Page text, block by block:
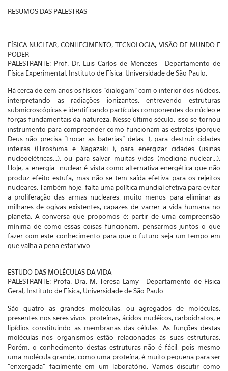
RESUMOS DAS PALESTRAS
FÍSICA NUCLEAR, CONHECIMENTO, TECNOLOGIA, VISÃO DE MUNDO E
PODER
PALESTRANTE: Prof. Dr. Luis Carlos de Menezes - Departamento de
Física Experimental, Instituto de Física, Universidade de São Paulo.
Há cerca de cem anos os físicos "dialogam" com o interior dos núcleos,
interpretando as radiações ionizantes, entrevendo estruturas
submicroscópicas e identificando partículas componentes do núcleo e
forças fundamentais da natureza. Nesse último século, isso se tornou
instrumento para compreender como funcionam as estrelas (porque
Deus não precisa "trocar as baterias" delas...), para destruir cidades
inteiras (Hiroshima e Nagazaki...), para energizar cidades (usinas
nucleoelétricas...), ou para salvar muitas vidas (medicina nuclear...).
Hoje, a energia nuclear é vista como alternativa energética que não
produz efeito estufa, mas não se tem saída efetiva para os rejeitos
nucleares. Também hoje, falta uma política mundial efetiva para evitar
a proliferação das armas nucleares, muito menos para eliminar as
milhares de ogivas existentes, capazes de varrer a vida humana no
planeta. A conversa que propomos é: partir de uma compreensão
mínima de como essas coisas funcionam, pensarmos juntos o que
fazer com este conhecimento para que o futuro seja um tempo em
que valha a pena estar vivo...
ESTUDO DAS MOLÉCULAS DA VIDA
PALESTRANTE: Profa. Dra. M. Teresa Lamy - Departamento de Física
Geral, Instituto de Física, Universidade de São Paulo.
São quatro as grandes moléculas, ou agregados de moléculas,
presentes nos seres vivos: proteínas, ácidos nucléicos, carboidratos, e
lipídios constituindo as membranas das células. As funções destas
moléculas nos organismos estão relacionadas às suas estruturas.
Porém, o conhecimento destas estruturas não é fácil, pois mesmo
uma molécula grande, como uma proteína, é muito pequena para ser
"enxergada" facilmente em um laboratório. Vamos discutir como